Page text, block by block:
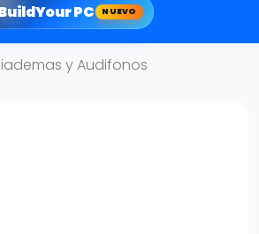
Your PC NUEVO
y Audifonos